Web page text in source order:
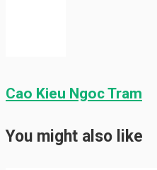
Cao Kieu Ngoc Tram
You might also like